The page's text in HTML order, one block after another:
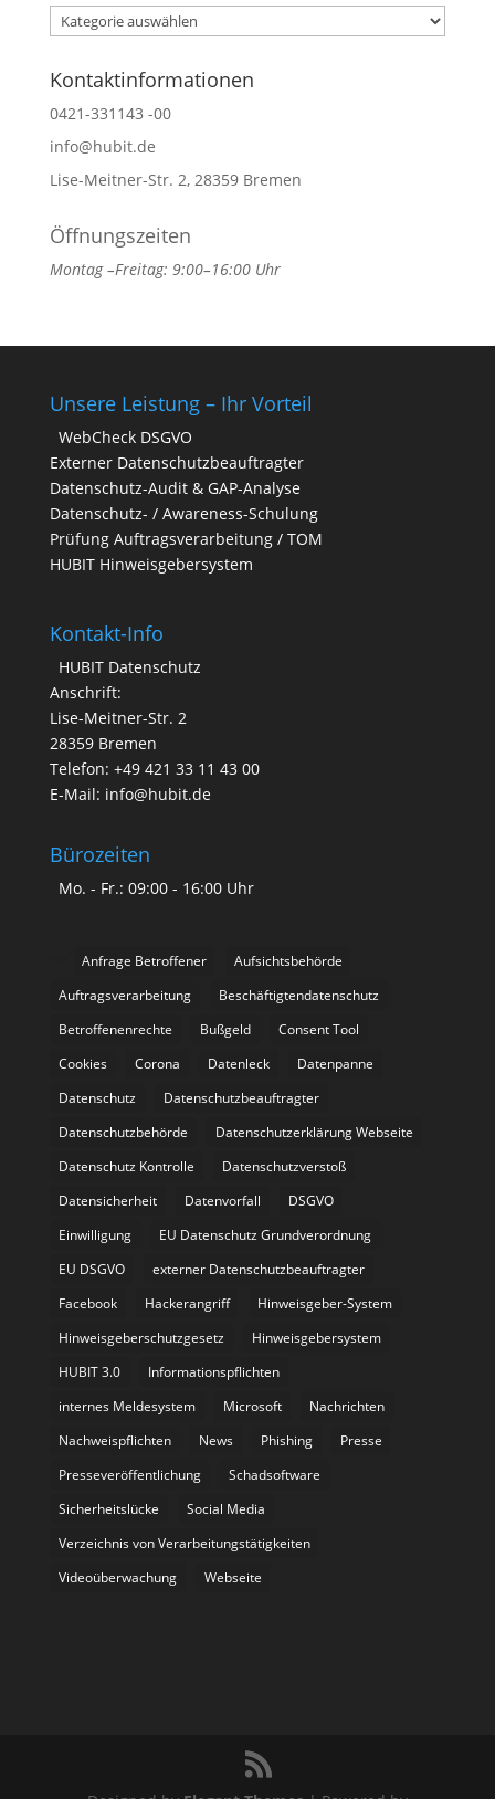
Kategorien
Kontaktinformationen
0421-331143 -00
info@hubit.de
Lise-Meitner-Str. 2, 28359 Bremen
Öffnungszeiten
Montag –Freitag: 9:00–16:00 Uhr
Unsere Leistung – Ihr Vorteil
WebCheck DSGVO
Externer Datenschutzbeauftragter
Datenschutz-Audit & GAP-Analyse
Datenschutz- / Awareness-Schulung
Prüfung Auftragsverarbeitung / TOM
HUBIT Hinweisgebersystem
Kontakt-Info
HUBIT Datenschutz
Anschrift:
Lise-Meitner-Str. 2
28359 Bremen
Telefon: +49 421 33 11 43 00
E-Mail: info@hubit.de
Bürozeiten
Mo. - Fr.: 09:00 - 16:00 Uhr
Anfrage Betroffener
Aufsichtsbehörde
Auftragsverarbeitung
Beschäftigtendatenschutz
Betroffenenrechte
Bußgeld
Consent Tool
Cookies
Corona Datenleck
Datenpanne
Datenschutz
Datenschutzbeauftragter
Datenschutzbehörde
Datenschutzerklärung Webseite
Datenschutz Kontrolle
Datenschutzverstoß
Datensicherheit
Datenvorfall
DSGVO
Einwilligung
EU Datenschutz Grundverordnung
EU DSGVO
externer Datenschutzbeauftragter
Facebook
Hackerangriff
Hinweisgeber-System
Hinweisgeberschutzgesetz
Hinweisgebersystem
HUBIT 3.0
Informationspflichten
internes Meldesystem
Microsoft
Nachrichten
Nachweispflichten
News Phishing
Presse
Presseveröffentlichung
Schadsoftware
Sicherheitslücke
Social Media
Verzeichnis von Verarbeitungstätigkeiten
Videoüberwachung
Webseite